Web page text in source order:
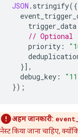
JSON . stringify({
trigger_data
// Optional
priority :
}],
debug_key :
});
अहम जानकारी:
नेस्ट किया जाना चाहिए,